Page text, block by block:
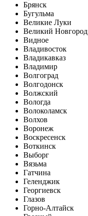
Брянск
Бугульма
Великие Луки
Великий Новгород
Видное
Владивосток
Владикавказ
Владимир
Волгоград
Волгодонск
Волжский
Вологда
Волоколамск
Волхов
Воронеж
Воскресенск
Воткинск
Выборг
Вязьма
Гатчина
Геленджик
Георгиевск
Глазов
Горно-Алтайск